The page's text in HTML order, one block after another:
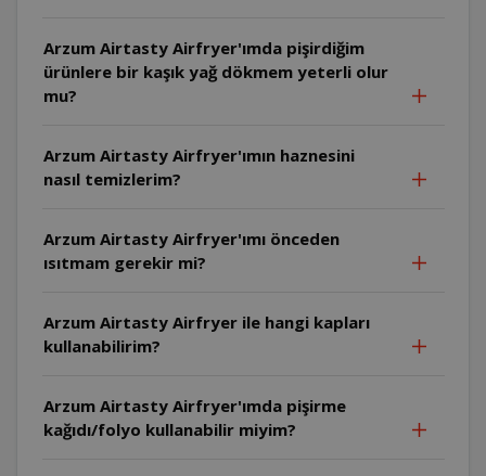
Arzum Airtasty Airfryer'ımda pişirdiğim
ürünlere bir kaşık yağ dökmem yeterli olur
mu?
Arzum Airtasty Airfryer'ımın haznesini
nasıl temizlerim?
Arzum Airtasty Airfryer'ımı önceden
ısıtmam gerekir mi?
Arzum Airtasty Airfryer ile hangi kapları
kullanabilirim?
Arzum Airtasty Airfryer'ımda pişirme
kağıdı/folyo kullanabilir miyim?